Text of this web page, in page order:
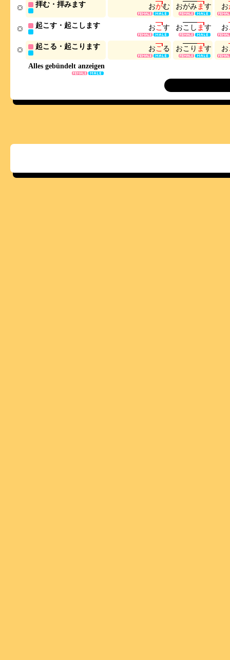
Alles gebündelt anzeigen
拝む・拝みます おがむ おがみます お
起こす・起こします おこす おこ し ます お
起こる・起こります おこる おこ り ます お